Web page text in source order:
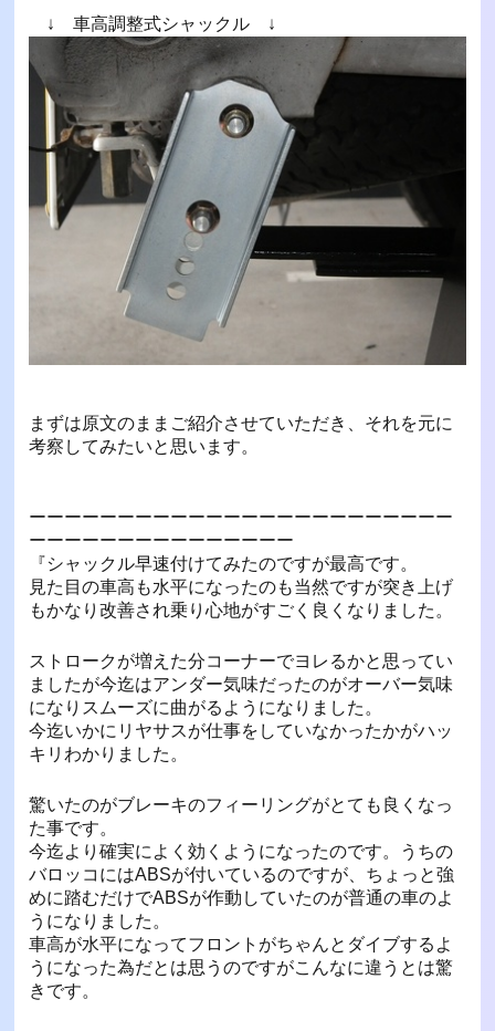
↓ 車高調整式シャックル ↓
まずは原文のままご紹介させていただき、それを元に
考察してみたいと思います。
ーーーーーーーーーーーーーーーーーーーーーーーー
ーーーーーーーーーーーーーーー
『シャックル早速付けてみたのですが最高です。
見た目の車高も水平になったのも当然ですが突き上げ
もかなり改善され乗り心地がすごく良くなりました。
ストロークが増えた分コーナーでヨレるかと思ってい
ましたが今迄はアンダー気味だったのがオーバー気味
になりスムーズに曲がるようになりました。
今迄いかにリヤサスが仕事をしていなかったかがハッ
キリわかりました。
驚いたのがブレーキのフィーリングがとても良くなっ
た事です。
今迄より確実によく効くようになったのです。うちの
バロッコにはABSが付いているのですが、ちょっと強
めに踏むだけでABSが作動していたのが普通の車のよ
うになりました。
車高が水平になってフロントがちゃんとダイブするよ
うになった為だとは思うのですがこんなに違うとは驚
きです。